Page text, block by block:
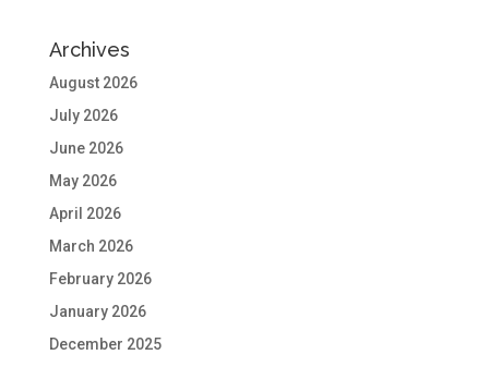
Archives
August 2026
July 2026
June 2026
May 2026
April 2026
March 2026
February 2026
January 2026
December 2025